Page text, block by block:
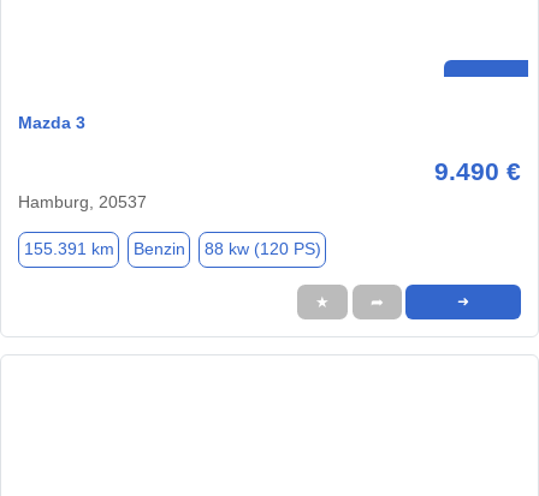
Mazda 3
9.490 €
Hamburg, 20537
155.391 km Benzin 88 kw (120 PS)
★ ➦ ➜